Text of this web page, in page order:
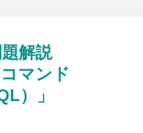
解説
マンド
）」